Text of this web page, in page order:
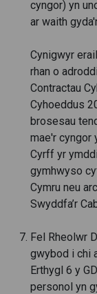
cyngor) yn
ar waith
Cynigwyr
rhan o
Contractau
Cyhoeddus
brosesau
mae'r cyngor
Cyrff yr
gymhwyso
Cymru neu
Swyddfa’r
Fel Rheolwr
gwybod i chi
Erthygl 6 y
personol yn